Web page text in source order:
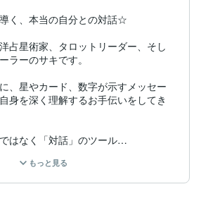
く、本当の自分との対話☆
占星術家、タロットリーダー、そし
ラーのサキです。
、星やカード、数字が示すメッセー
身を深く理解するお手伝いをしてき
はなく「対話」のツール
「未来を言い当てるもの」というイ
す。しかし、私が一番大切にしてい
もっと見る